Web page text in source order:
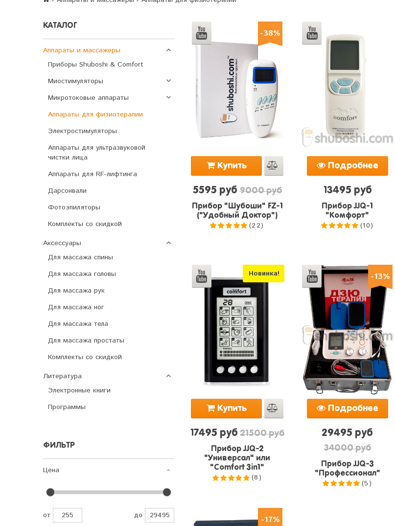
КАТАЛОГ
Аппараты и массажеры
Приборы Shuboshi & Comfort
Миостимуляторы
Микротоковые аппараты
Аппараты для физиотерапии
Электростимуляторы
Аппараты для ультразвуковой
чистки лица
Аппараты для RF-лифтинга
Дарсонвали
Фотоэпиляторы
Комплекты со скидкой
Аксессуары
Для массажа спины
Для массажа головы
Для массажа рук
Для массажа ног
Для массажа тела
Для массажа простаты
Комплекты со скидкой
Литература
Электронные книги
Программы
ФИЛЬТР
Цена
от до
-38%
Купить
5595 руб9000 руб
Прибор "Шубоши" FZ-1
("Удобный Доктор")
(22)
Подробнее
13495 руб
Прибор JJQ-1
"Комфорт"
(10)
Новинка!
Купить
17495 руб21500 руб
Прибор JJQ-2
"Универсал" или
"Comfort 3in1"
(8)
-13%
Подробнее
29495 руб
34000 руб
Прибор JJQ-3
"Профессионал"
(5)
-17%